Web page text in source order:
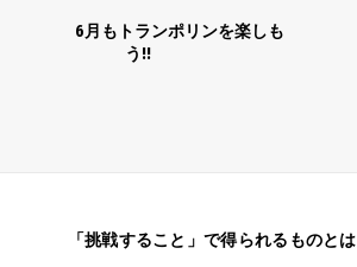
6月もトランポリンを楽しも
う!!
「挑戦すること」で得られるものとは